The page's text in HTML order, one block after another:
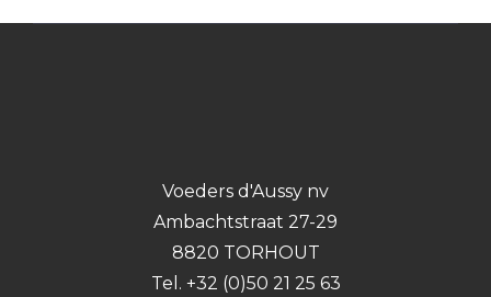
Voeders d'Aussy nv
Ambachtstraat 27-29
8820 TORHOUT
Tel. +32 (0)50 21 25 63